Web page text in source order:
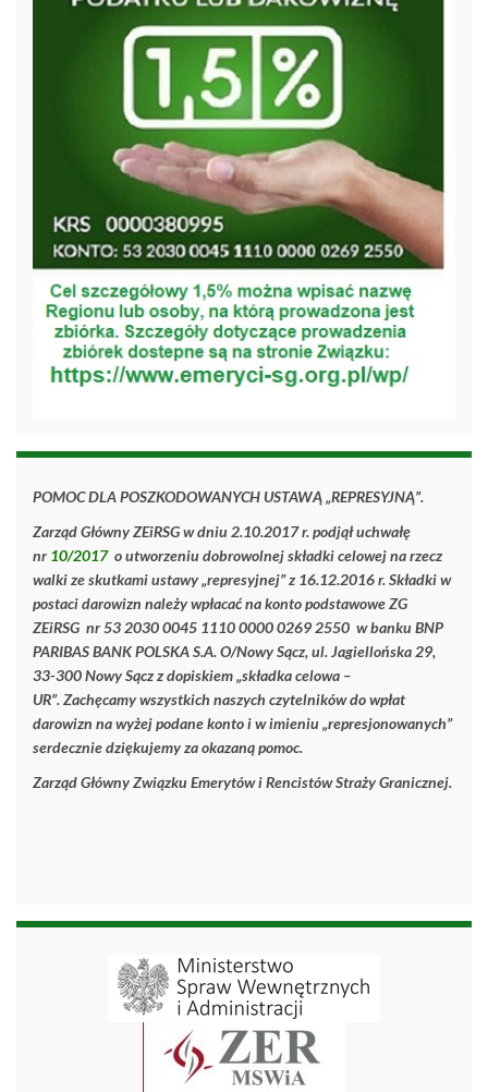
POMOC DLA POSZKODOWANYCH USTAWĄ „REPRESYJNĄ”.
Zarząd Główny ZEiRSG w dniu 2.10.2017 r. podjął uchwałę
nr10/2017 o utworzeniu dobrowolnej składki celowej na rzecz
walki ze skutkami ustawy „represyjnej” z 16.12.2016 r. Składki w
postaci darowizn należy wpłacać na konto podstawowe ZG
ZEiRSG nr 53 2030 0045 1110 0000 0269 2550 w banku BNP
PARIBAS BANK POLSKA S.A. O/Nowy Sącz, ul. Jagiellońska 29,
33-300 Nowy Sącz z dopiskiem „składka celowa –
UR”. Zachęcamy wszystkich naszych czytelników do wpłat
darowizn na wyżej podane konto i w imieniu „represjonowanych”
serdecznie dziękujemy za okazaną pomoc.
Zarząd GłównyZwiązku Emerytów i Rencistów Straży Granicznej.